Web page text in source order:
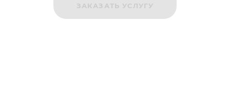
ЗАКАЗАТЬ УСЛУГУ